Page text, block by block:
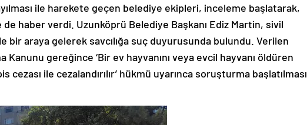
ile harekete geçen belediye ekipleri, inceleme başlatarak,
haber verdi. Uzunköprü Belediye Başkanı Ediz Martin, sivil
araya gelerek savcılığa suç duyurusunda bulundu. Verilen
Kanunu gereğince ‘Bir ev hayvanını veya evcil hayvanı öldüren
cezası ile cezalandırılır’ hükmü uyarınca soruşturma başlatılması